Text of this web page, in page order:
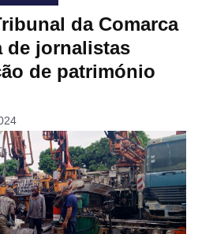
da Comarca
de jornalistas
de património